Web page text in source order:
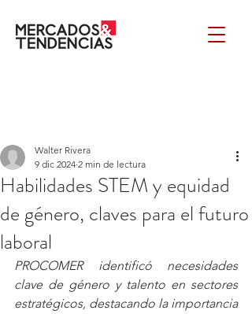
Habilidades STEM y equidad
de género, claves para el futuro
laboral
Walter Rivera
9 dic 2024 2 min de lectura
PROCOMER identificó necesidades
clave de género y talento en sectores
estratégicos, destacando la importancia